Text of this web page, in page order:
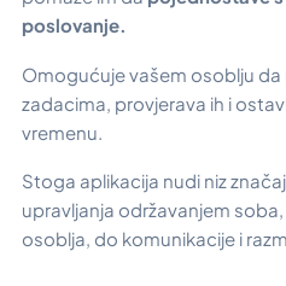
poslovanje.
Omogućuje vašem osoblju
zadacima, provjerava ih i
vremenu.
Stoga aplikacija nudi niz
upravljanja održavanjem
osoblja, do komunikacije i